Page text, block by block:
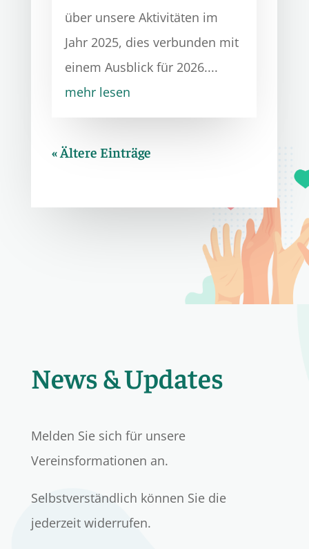
über unsere Aktivitäten im
Jahr 2025, dies verbunden mit
einem Ausblick für 2026....
mehr lesen
« Ältere Einträge
News & Updates
Melden Sie sich für unsere
Vereinsformationen an.
Selbstverständlich können Sie die
jederzeit widerrufen.